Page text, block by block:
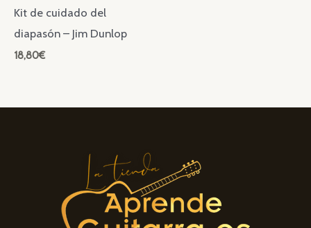
Kit de cuidado del
diapasón – Jim Dunlop
18,80€